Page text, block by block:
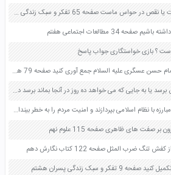
آیا این خطا حاصل اندیشه ماست یا نقص در حواس ماست صفحه 65 تفکر و سبک زندگی هفتم
34 مطالعات اجتماعی هفتم
؟ بازی خواستگاری جواب پاسخ
اطلاعات زیر را درباره ی زندگی امام حسن عسگری علیه السلام جمع آوری کنید صفحه 79 هدیه های آسمان پنجم
اگر مسافر پیش از ظهر به وطنش برسد یا به جایی که می خواهد ده روز در آنجا بماند برسد در چه صورتی باید روزه بگیرد و در چه صورتی نباید روزه بگیرد صفحه 131 دین و زندگی دهم
اگر در جامعه اسلامی عده ای به مبارزه با نظام اسلامی بپردازند و امنیت مردم را به خطر بیندازند مسلمانان چه وظیفه ای دارند؟ صفحه 140 پیام های آسمان نهم
صفت های ظاهری صفحه 115 علوم نهم
ضرب المثل صفحه 122 کتاب نگارش دهم
و سبک زندگی پسران هشتم